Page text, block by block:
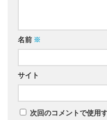
名前 ※
サイト
次回のコメントで使用